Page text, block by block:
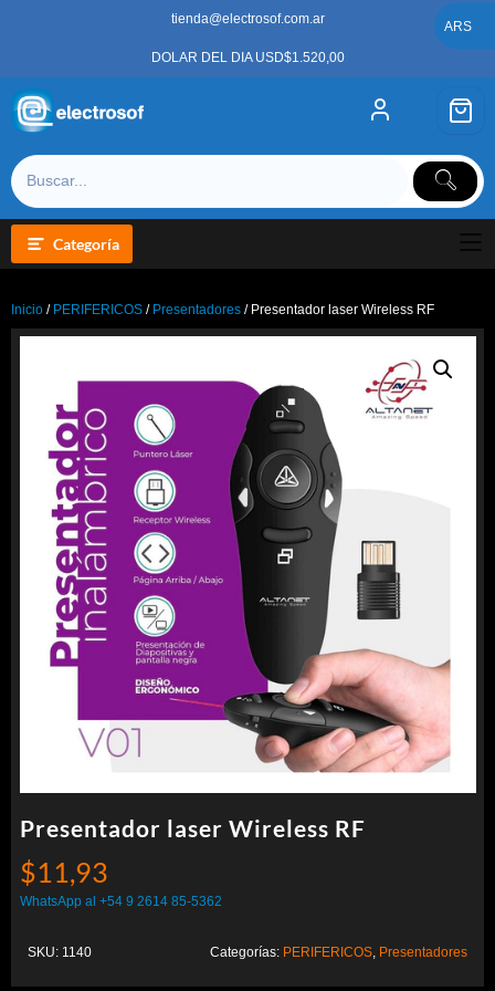
tienda@electrosof.com.ar
DOLAR DEL DIA USD$1.520,00
Categoría
Inicio / PERIFERICOS / Presentadores / Presentador laser Wireless RF
Presentador laser Wireless RF
$11,93
WhatsApp al +54 9 2614 85-5362
SKU: 1140 Categorías: PERIFERICOS Presentadores
ARS